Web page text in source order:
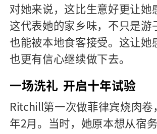
对她来说，这比生意好更让她
这代表她的家乡味，不只是游
也能被本地食客接受。这让她
也更有信心继续做下去。
一场洗礼 开启十年试验
Ritchill第一次做菲律宾烧肉卷
年2月。当时，她原本想从宿